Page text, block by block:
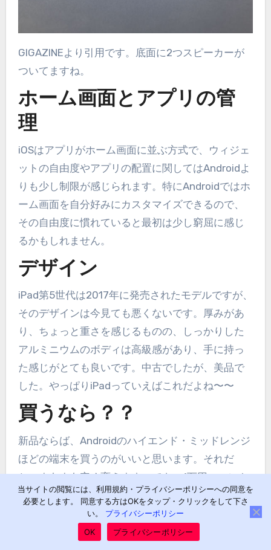
GIGAZINEより引用です。底面に2つスピーカーが
ついてますね。
ホーム画面とアプリの管
理
iOSはアプリがホーム画面に並ぶ方式で、ウィジェ
ットの自由度やアプリの配置に関してはAndroidよ
りも少し制限が感じられます。特にAndroidではホ
ーム画面を自分好みにカスタマイズできるので、
その自由度に慣れていると最初は少し窮屈に感じ
るかもしれません。
デザイン
iPad第5世代は2017年に発売されたモデルですが、
そのデザインは今見ても悪くないです。厚みがあ
り、ちょっと重さを感じるものの、しっかりした
アルミニウムのボディは高級感があり、手に持っ
た感じがとても良いです。中古でしたが、美品で
した。やっぱりiPadっていえばこれだよね〜〜
買うなら？？
新品ならば、Androidのハイエンド・ミッドレンジ
ほどの端末を買うのがいいと思います。それだ
と、まあまあ安く変えます。でも、1万円のエント
リータブを買うなら、絶対にこっち（中古の
iPad）のほうがコスパがいいと思います。
当サイトの閲覧には、利用規約・プライバシーポリシーへの同意を
必要とします。 同意する方はOKをタップ・クリックをして下さ
い。 プライバシーポリシー
OK
プライバシーポリシー